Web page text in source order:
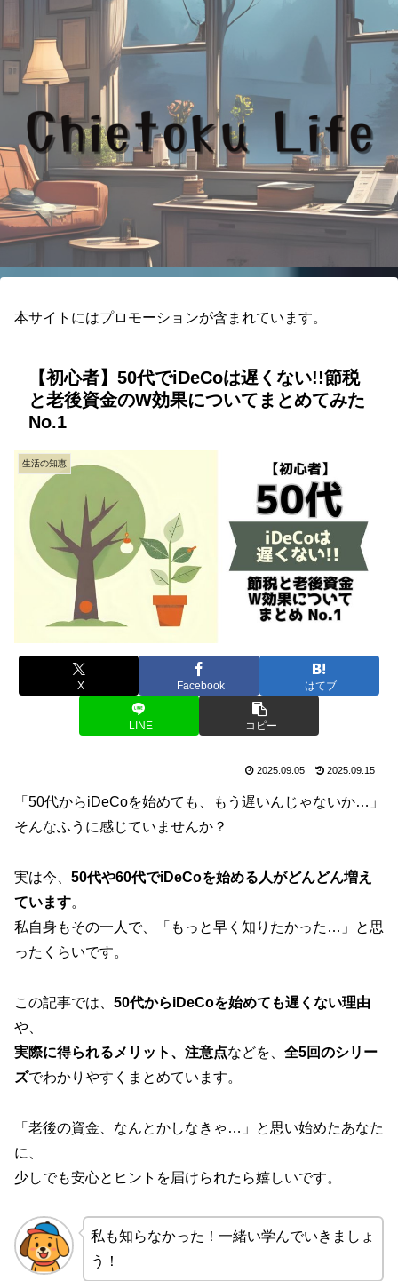
本サイトにはプロモーションが含まれています。
【初心者】50代でiDeCoは遅くない!!節税
と老後資金のW効果についてまとめてみた
No.1
生活の知恵
X Facebook はてブ
LINE コピー
2025.09.05 2025.09.15
「50代からiDeCoを始めても、もう遅いんじゃないか…」
そんなふうに感じていませんか？
実は今、 50代や60代でiDeCoを始める人がどんどん増え
ています。
私自身もその一人で、「もっと早く知りたかった…」と思
ったくらいです。
この記事では、 50代からiDeCoを始めても遅くない理由
や、
実際に得られるメリット、注意点などを、 全5回のシリー
ズでわかりやすくまとめています。
「老後の資金、なんとかしなきゃ…」と思い始めたあなた
に、
少しでも安心とヒントを届けられたら嬉しいです。
私も知らなかった！一緒い学んでいきましょ
う！